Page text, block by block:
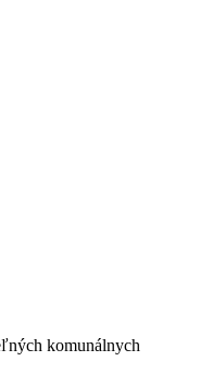
komunálnych